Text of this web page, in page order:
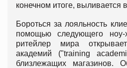
конечном итоге,
Бороться за лояльность
помощью следующего
ритейлер мира
академий ("training
близлежащих магазинов.